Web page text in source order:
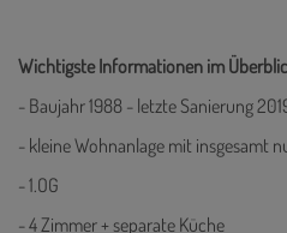
Wichtigste Informationen im
- Baujahr 1988 - letzte Sanierung
- kleine Wohnanlage mit insgesamt
- 1.OG
- 4 Zimmer + separate Küche